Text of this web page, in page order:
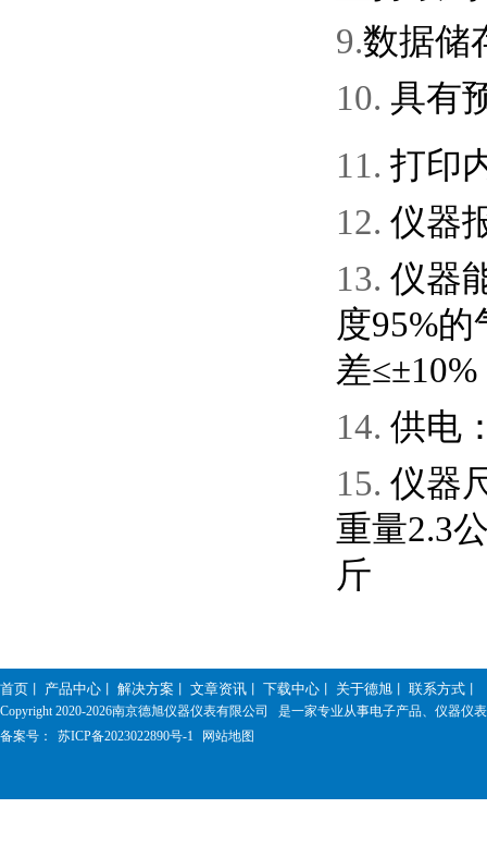
9.数据储
10. 具有
11. 打印
12. 仪器
13. 仪器
度95%的
差≤±10%
14. 供电
15. 仪器
重量2.3
斤
首页 产品中心 解决方案 文章资讯 下载中心 关于德旭 联系方式
Copyright 2020-2026南京德旭仪器仪表有限公司 是一家专业从事电子产品、仪器仪
备案号：
苏ICP备2023022890号-1 网站地图